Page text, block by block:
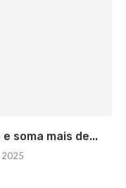
soma mais de...
2025